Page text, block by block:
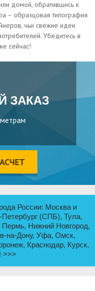
домой, обратившись к
– образцовая типография
чьи свежие идеи
Убедитесь в
сейчас!
ЗАКАЗ
России: Москва и
(СПБ), Тула,
Пермь, Нижний Новгород,
на-Дону, Уфа, Омск,
Краснодар, Курск,
>>>